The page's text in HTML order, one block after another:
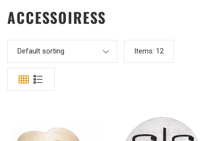
ACCESSOIRESS
Default sorting Items: 12